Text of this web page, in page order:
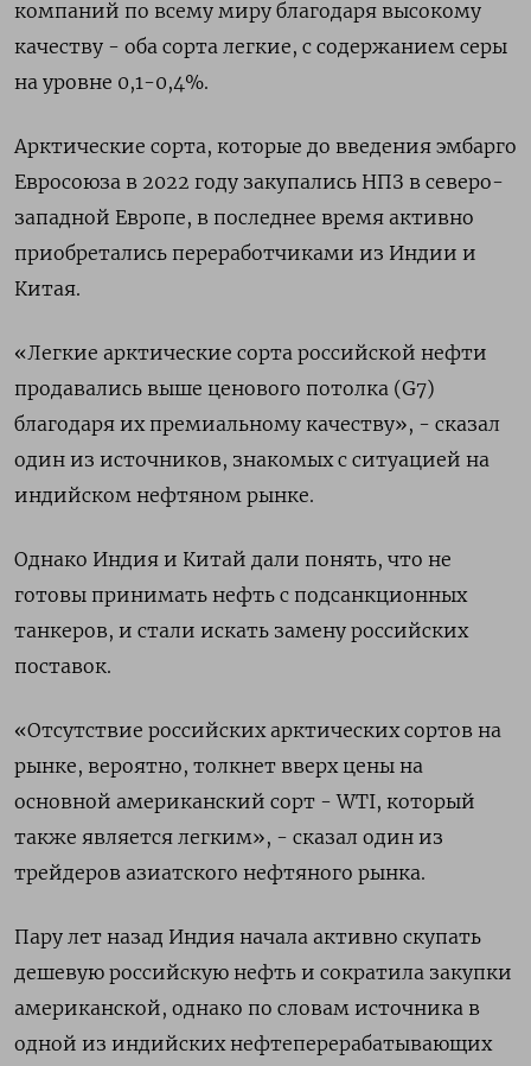
компаний по всему миру благодаря высокому
качеству - оба сорта легкие, с содержанием серы
на уровне 0,1-0,4%.
Арктические сорта, которые до введения эмбарго
Евросоюза в 2022 году закупались НПЗ в северо-
западной Европе, в последнее время активно
приобретались переработчиками из Индии и
Китая.
«Легкие арктические сорта российской нефти
продавались выше ценового потолка (G7)
благодаря их премиальному качеству», - сказал
один из источников, знакомых с ситуацией на
индийском нефтяном рынке.
Однако Индия и Китай дали понять, что не
готовы принимать нефть с подсанкционных
танкеров, и стали искать замену российских
поставок.
«Отсутствие российских арктических сортов на
рынке, вероятно, толкнет вверх цены на
основной американский сорт - WTI, который
также является легким», - сказал один из
трейдеров азиатского нефтяного рынка.
Пару лет назад Индия начала активно скупать
дешевую российскую нефть и сократила закупки
американской, однако по словам источника в
одной из индийских нефтеперерабатывающих